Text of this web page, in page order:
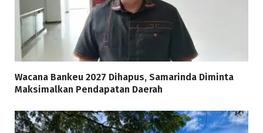
Wacana Bankeu 2027 Dihapus, Samarinda Diminta
Maksimalkan Pendapatan Daerah